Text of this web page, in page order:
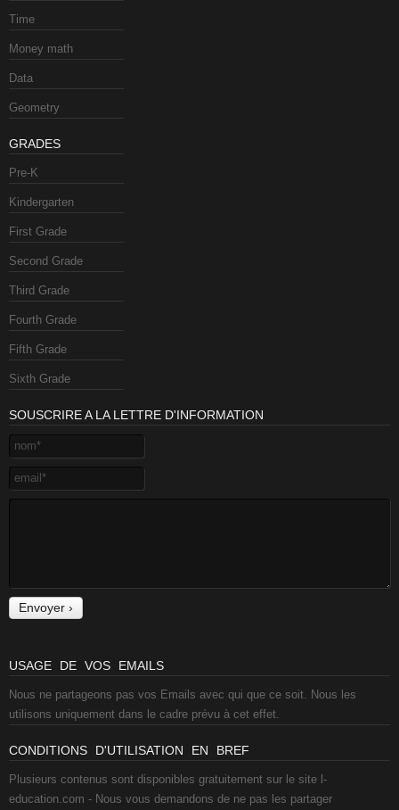
Time
Money math
Data
Geometry
GRADES
Pre-K
Kindergarten
First Grade
Second Grade
Third Grade
Fourth Grade
Fifth Grade
Sixth Grade
SOUSCRIRE A LA LETTRE D'INFORMATION
USAGE DE VOS EMAILS
Nous ne partageons pas vos Emails avec qui que ce soit. Nous les
utilisons uniquement dans le cadre prévu à cet effet.
CONDITIONS D'UTILISATION EN BREF
Plusieurs contenus sont disponibles gratuitement sur le site l-
education.com - Nous vous demandons de ne pas les partager